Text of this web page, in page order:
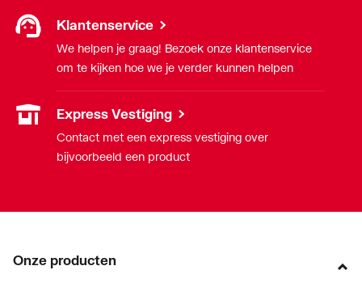
Klantenservice
We helpen je graag! Bezoek onze klantenservice
om te kijken hoe we je verder kunnen helpen
Express Vestiging
Contact met een express vestiging over
bijvoorbeeld een product
Onze producten